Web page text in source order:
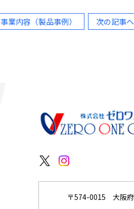
事業内容（製品事例） 次の記事
〒574-0015 大阪